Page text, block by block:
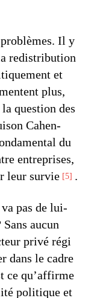
Il y
redistribution
et
plus,
question des
Cahen-
du
entreprises,
leur survie
5 .
pas de lui-
aucun
privé régi
dans le cadre
ce qu’affirme
politique et